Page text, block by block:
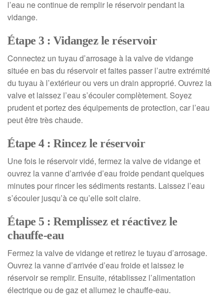
l’eau ne continue de remplir le réservoir pendant la
vidange.
Étape 3 : Vidangez le réservoir
Connectez un tuyau d’arrosage à la valve de vidange
située en bas du réservoir et faites passer l’autre extrémité
du tuyau à l’extérieur ou vers un drain approprié. Ouvrez la
valve et laissez l’eau s’écouler complètement. Soyez
prudent et portez des équipements de protection, car l’eau
peut être très chaude.
Étape 4 : Rincez le réservoir
Une fois le réservoir vidé, fermez la valve de vidange et
ouvrez la vanne d’arrivée d’eau froide pendant quelques
minutes pour rincer les sédiments restants. Laissez l’eau
s’écouler jusqu’à ce qu’elle soit claire.
Étape 5 : Remplissez et réactivez le
chauffe-eau
Fermez la valve de vidange et retirez le tuyau d’arrosage.
Ouvrez la vanne d’arrivée d’eau froide et laissez le
réservoir se remplir. Ensuite, rétablissez l’alimentation
électrique ou de gaz et allumez le chauffe-eau.